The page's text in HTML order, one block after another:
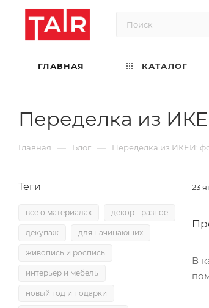
ГЛАВНАЯ КАТАЛОГ
Переделка из
Главная — Блог — Переделка из ИКЕИ:
23
В
Теги
всё о материалах декор - разное
декупаж для начинающих
живопись и роспись
интерьер и мебель
новый год и подарки